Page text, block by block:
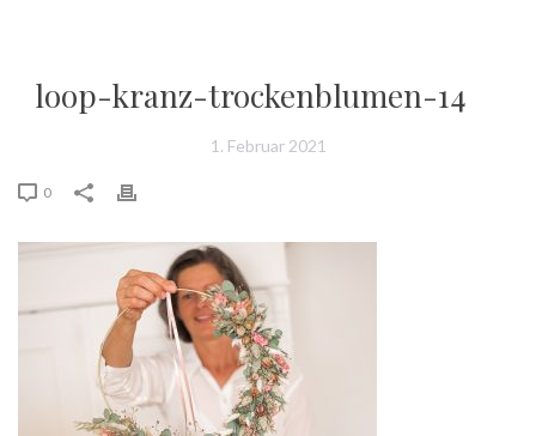
loop-kranz-trockenblumen-14
1. Februar 2021
0